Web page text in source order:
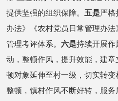
提供坚强的组织保障。 五是严格
办法》《农村党员日常管理办
管理考评体系。 六是持续开展作
动，整顿作风，提升效能，建
顿对象延伸至村一级，切实转
整顿，镇村作风不断好转，服